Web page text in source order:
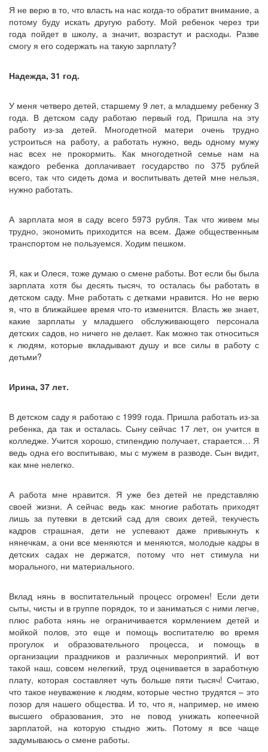
Я не верю в то, что власть на нас когда-то обратит внимание, а
потому буду искать другую работу. Мой ребенок через три
года пойдет в школу, а значит, возрастут и расходы. Разве
смогу я его содержать на такую зарплату?
Надежда, 31 год.
У меня четверо детей, старшему 9 лет, а младшему ребенку 3
года. В детском саду работаю первый год, Пришла на эту
работу из-за детей. Многодетной матери очень трудно
устроиться на работу, а работать нужно, ведь одному мужу
нас всех не прокормить. Как многодетной семье нам на
каждого ребенка доплачивает государство по 375 рублей
всего, так что сидеть дома и воспитывать детей мне нельзя,
нужно работать.
А зарплата моя в саду всего 5973 рубля. Так что живем мы
трудно, экономить приходится на всем. Даже общественным
транспортом не пользуемся. Ходим пешком.
Я, как и Олеся, тоже думаю о смене работы. Вот если бы была
зарплата хотя бы десять тысяч, то осталась бы работать в
детском саду. Мне работать с детками нравится. Но не верю
я, что в ближайшее время что-то изменится. Власть же знает,
какие зарплаты у младшего обслуживающего персонала
детских садов, но ничего не делает. Как можно так относиться
к людям, которые вкладывают душу и все силы в работу с
детьми?
Ирина, 37 лет.
В детском саду я работаю с 1999 года. Пришла работать из-за
ребенка, да так и осталась. Сыну сейчас 17 лет, он учится в
колледже. Учится хорошо, стипендию получает, старается… Я
ведь одна его воспитываю, мы с мужем в разводе. Сын видит,
как мне нелегко.
А работа мне нравится. Я уже без детей не представляю
своей жизни. А сейчас ведь как: многие работать приходят
лишь за путевки в детский сад для своих детей, текучесть
кадров страшная, дети не успевают даже привыкнуть к
нянечкам, а они все меняются и меняются, молодые кадры в
детских садах не держатся, потому что нет стимула ни
морального, ни материального.
Вклад нянь в воспитательный процесс огромен! Если дети
сыты, чисты и в группе порядок, то и заниматься с ними легче,
плюс работа нянь не ограничивается кормлением детей и
мойкой полов, это еще и помощь воспитателю во время
прогулок и образовательного процесса, и помощь в
организации праздников и различных мероприятий. И вот
такой наш, совсем нелегкий, труд оценивается в заработную
плату, которая составляет чуть больше пяти тысяч! Считаю,
что такое неуважение к людям, которые честно трудятся – это
позор для нашего общества. И то, что я, например, не имею
высшего образования, это не повод унижать копеечной
зарплатой, на которую стыдно жить. Потому я все чаще
задумываюсь о смене работы.